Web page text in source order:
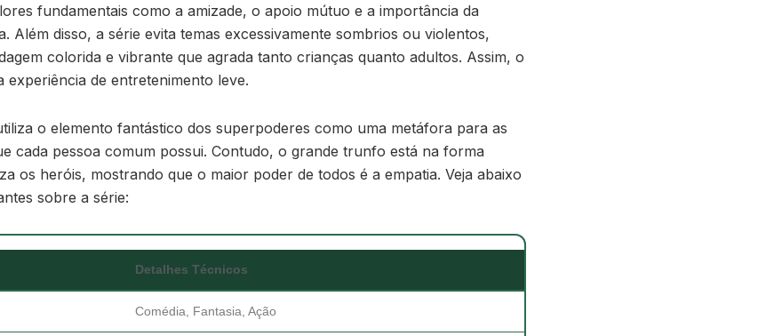
fundamentais como a amizade, o apoio mútuo e a importância da
Além disso, a série evita temas excessivamente sombrios ou violentos,
colorida e vibrante que agrada tanto crianças quanto adultos. Assim, o
experiência de entretenimento leve.
o elemento fantástico dos superpoderes como uma metáfora para as
cada pessoa comum possui. Contudo, o grande trunfo está na forma
os heróis, mostrando que o maior poder de todos é a empatia. Veja abaixo
sobre a série:
Detalhes Técnicos
Comédia, Fantasia, Ação